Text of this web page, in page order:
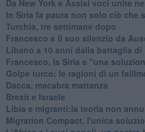
Da New York e Assisi voci unite
In Siria fa paura non solo ciò che
Turchia, tre settimane dopo
Francesco e il suo silenzio da
Libano a 10 anni dalla battaglia
Francesco, la Siria e "una
Golpe turco: le ragioni di un
Dacca, macabra mattanza
Brexit e Israele
Libia e migranti:la teoria non
Migration Compact, l'unica